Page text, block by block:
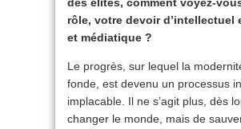
rôle, votre devoir d’intellectuel
et médiatique ?
Le progrès, sur lequel la
fonde, est devenu un processus
implacable. Il ne s’agit plus, dès
changer le monde, mais de